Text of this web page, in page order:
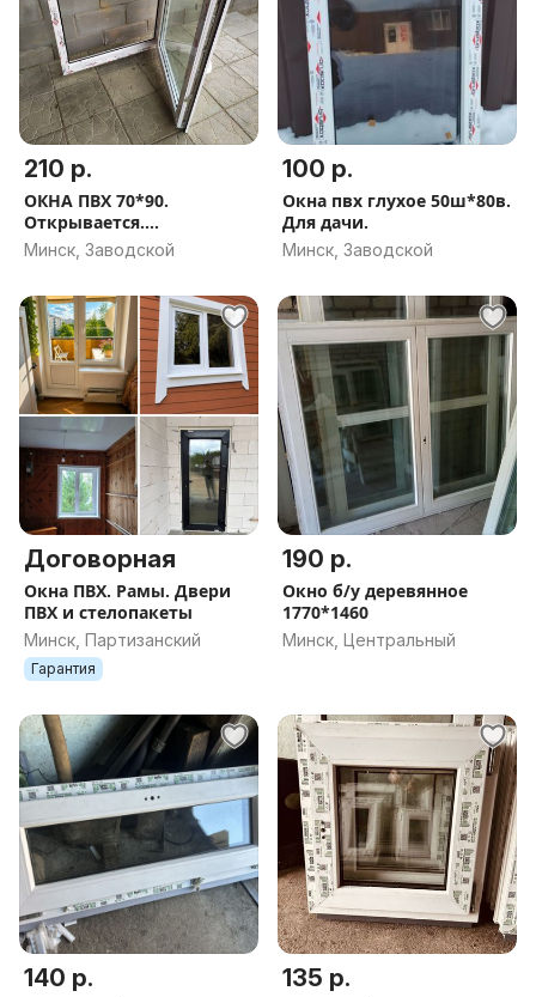
210 р.
ОКНА ПВХ 70*90.
Открывается.
Двухкамерный.
Минск, Заводской
100 р.
Окна пвх глухое 50ш*80в.
Для дачи.
Минск, Заводской
Договорная
Окна ПВХ. Рамы. Двери
ПВХ и стелопакеты
Минск, Партизанский
Гарантия
190 р.
Окно б/у деревянное
1770*1460
Минск, Центральный
140 р. 135 р.